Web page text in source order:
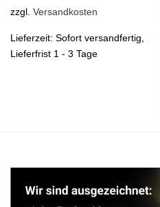
zzgl. Versandkosten
Lieferzeit: Sofort versandfertig,
Lieferfrist 1 - 3 Tage